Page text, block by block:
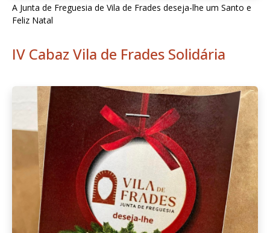
A Junta de Freguesia de Vila de Frades deseja-lhe um Santo e
Feliz Natal
IV Cabaz Vila de Frades Solidária